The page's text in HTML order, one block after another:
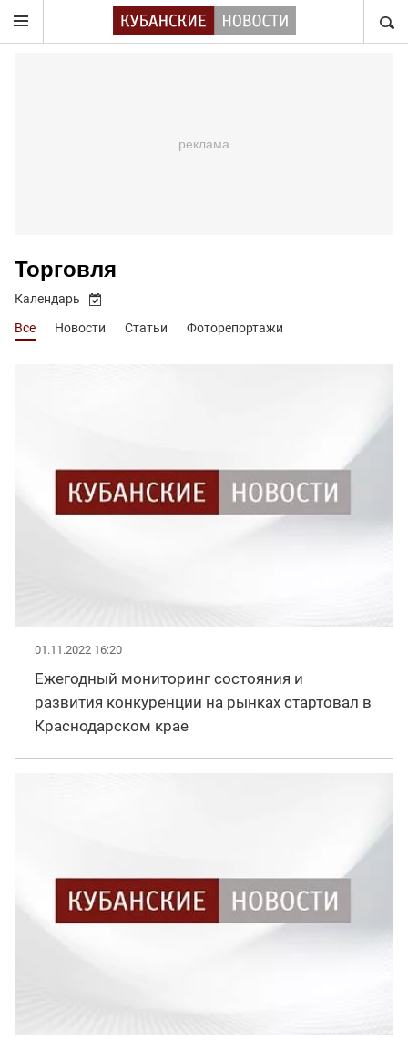
Торговля
Все Новости Статьи Фоторепортажи
Календарь
01.11.2022 16:20
Ежегодный мониторинг состояния и
развития конкуренции на рынках стартовал в
Краснодарском крае